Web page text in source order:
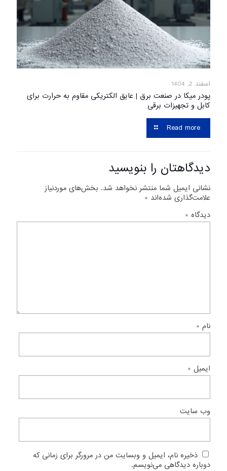
اسفند 2, 1404
پودر میکا در صنعت برق | عایق الکتریکی مقاوم به حرارت برای
کابل و تجهیزات برقی
Read more
دیدگاهتان را بنویسید
نشانی ایمیل شما منتشر نخواهد شد. بخش‌های موردنیاز
علامت‌گذاری شده‌اند *
دیدگاه *
نام *
ایمیل *
وب‌ سایت
ذخیره نام، ایمیل و وبسایت من در مرورگر برای زمانی که
دوباره دیدگاهی می‌نویسم.